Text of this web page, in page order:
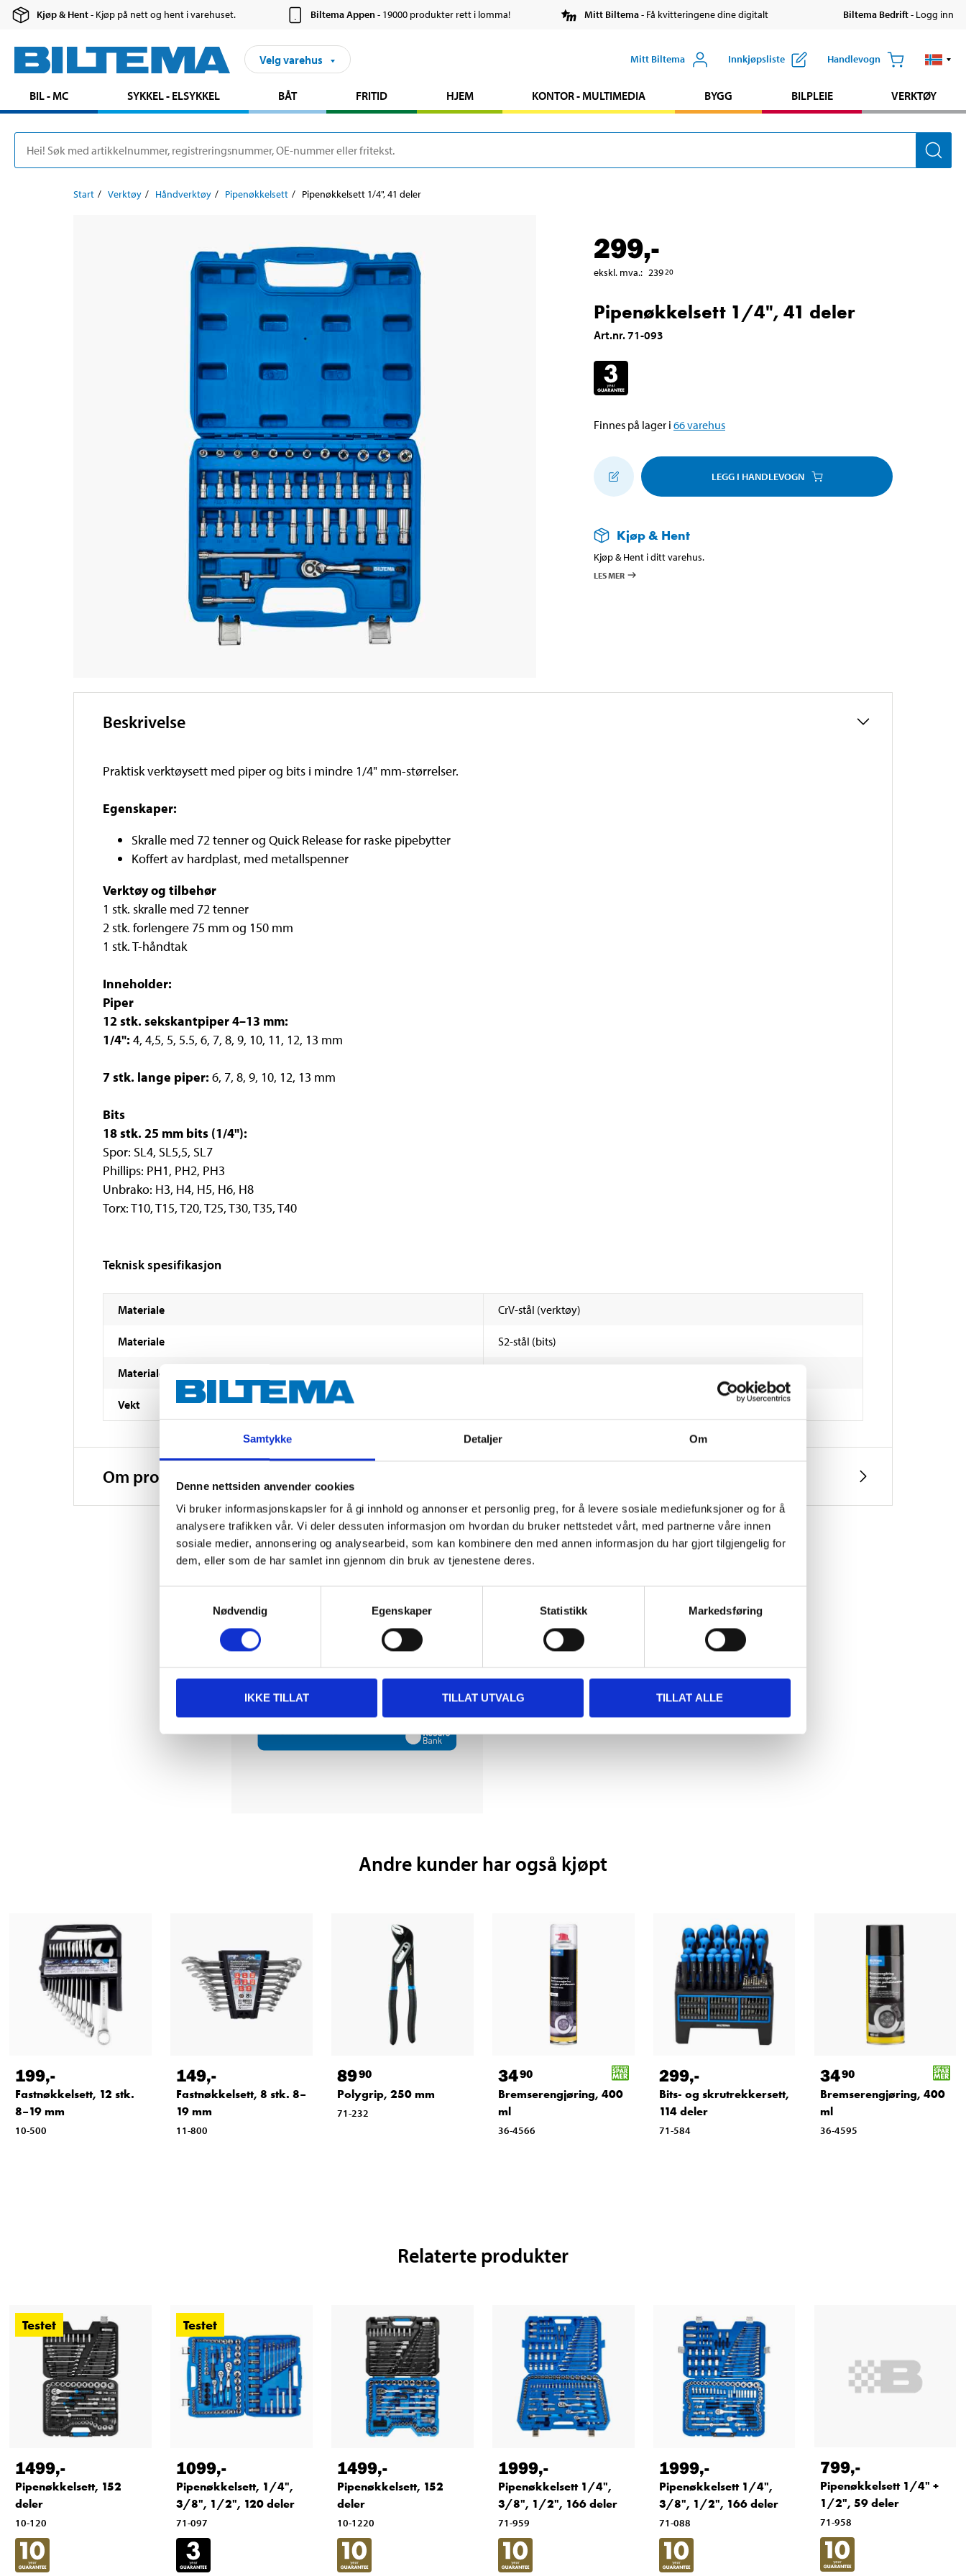
Samtykke Detaljer Om
Denne nettsiden anvender cookies
Vi bruker informasjonskapsler for å gi innhold og annonser et personlig preg, for å levere sosiale mediefunksjoner og for å
analysere trafikken vår. Vi deler dessuten informasjon om hvordan du bruker nettstedet vårt, med partnerne våre innen
sosiale medier, annonsering og analysearbeid, som kan kombinere den med annen informasjon du har gjort tilgjengelig for
dem, eller som de har samlet inn gjennom din bruk av tjenestene deres.
Nødvendig
Egenskaper Statistikk Markedsføring
IKKE TILLAT TILLAT UTVALG TILLAT ALLE
Kjøp & Hent- Kjøp på nett og hent i varehuset. Biltema Appen- 19000 produkter rett i lomma! Mitt Biltema- Få kvitteringene dine digitalt Biltema Bedrift- Logg inn
Velg varehus Mitt Biltema Innkjøpsliste Handlevogn
BIL - MC SYKKEL - ELSYKKEL BÅT FRITID HJEM KONTOR - MULTIMEDIA BYGG BILPLEIE VERKTØY
Start Verktøy Håndverktøy Pipenøkkelsett Pipenøkkelsett 1/4", 41 deler
299,-
ekskl. mva.: 239 20
Pipenøkkelsett 1/4", 41 deler
Art.nr.71-093
Finnes på lager i 66varehus
LEGG I HANDLEVOGN
Kjøp & Hent
Kjøp & Hent i ditt varehus.
LES MER
Beskrivelse
Praktisk verktøysett med piper og bits i mindre 1/4" mm-størrelser.
Egenskaper:
Skralle med 72 tenner og Quick Release for raske pipebytter
Koffert av hardplast, med metallspenner
Verktøy og tilbehør
1 stk. skralle med 72 tenner
2 stk. forlengere 75 mm og 150 mm
1 stk. T-håndtak
Inneholder:
Piper
12 stk. sekskantpiper 4–13 mm:
1/4": 4, 4,5, 5, 5.5, 6, 7, 8, 9, 10, 11, 12, 13 mm
7 stk. lange piper: 6, 7, 8, 9, 10, 12, 13 mm
Bits
18 stk. 25 mm bits (1/4"):
Spor: SL4, SL5,5, SL7
Phillips: PH1, PH2, PH3
Unbrako: H3, H4, H5, H6, H8
Torx: T10, T15, T20, T25, T30, T35, T40
Teknisk spesifikasjon
Materiale CrV-stål (verktøy)
Materiale S2-stål (bits)
Materiale
Vekt
Om produsenten
Andre kunder har også kjøpt
199,-
Fastnøkkelsett, 12 stk.
8–19 mm
10-500
149,-
Fastnøkkelsett, 8 stk. 8–
19 mm
11-800
8990
Polygrip, 250 mm
71-232
3490
Bremserengjøring, 400
ml
36-4566
299,-
Bits- og skrutrekkersett,
114 deler
71-584
3490
Bremserengjøring, 400
ml
36-4595
Relaterte produkter
Testet
1499,-
Pipenøkkelsett, 152
deler
10-120
Testet
1099,-
Pipenøkkelsett, 1/4",
3/8", 1/2", 120 deler
71-097
1499,-
Pipenøkkelsett, 152
deler
10-1220
1999,-
Pipenøkkelsett 1/4",
3/8", 1/2", 166 deler
71-959
1999,-
Pipenøkkelsett 1/4",
3/8", 1/2", 166 deler
71-088
799,-
Pipenøkkelsett 1/4" +
1/2", 59 deler
71-958